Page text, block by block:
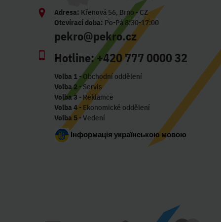
Adresa: Křenová 56, Brno - CZ
Otevírací doba: Po-Pá 8:30-17:00
pekro@pekro.cz
Hotline:+420 777 0000 32
Volba 1- Obchodní oddělení
Volba 2 - Servis
Volba 3 - Reklamce
Volba 4- Ekonomické oddělení
Volba 5- Vedení
Інформація українською мовою